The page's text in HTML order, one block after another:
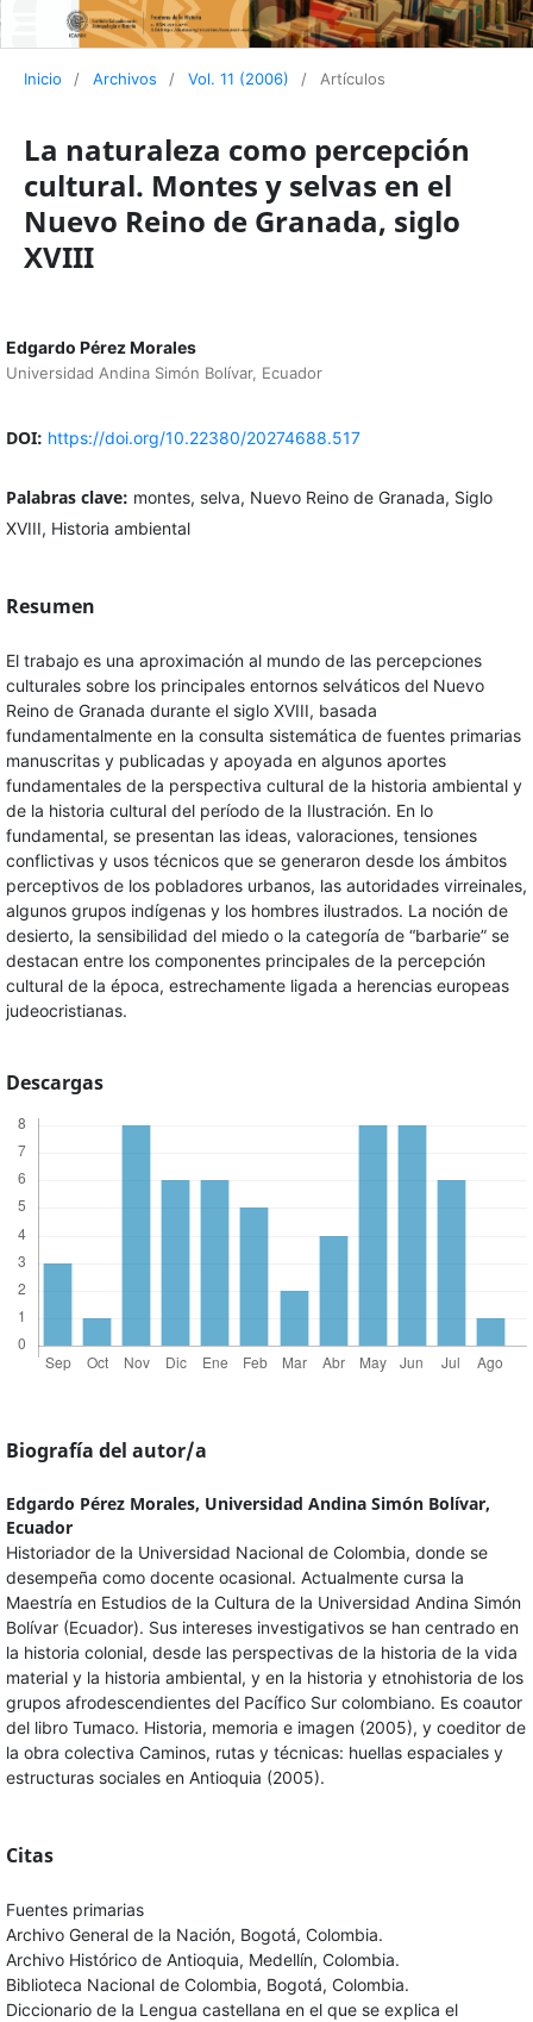
Inicio / Archivos / Vol. 11 (2006) / Artículos
La naturaleza como percepción
cultural. Montes y selvas en el
Nuevo Reino de Granada, siglo
XVIII
Edgardo Pérez Morales
Universidad Andina Simón Bolívar, Ecuador
DOI: https://doi.org/10.22380/20274688.517
Palabras clave: montes, selva, Nuevo Reino de Granada, Siglo
XVIII, Historia ambiental
Resumen
El trabajo es una aproximación al mundo de las percepciones
culturales sobre los principales entornos selváticos del Nuevo
Reino de Granada durante el siglo XVIII, basada
fundamentalmente en la consulta sistemática de fuentes primarias
manuscritas y publicadas y apoyada en algunos aportes
fundamentales de la perspectiva cultural de la historia ambiental y
de la historia cultural del período de la Ilustración. En lo
fundamental, se presentan las ideas, valoraciones, tensiones
conflictivas y usos técnicos que se generaron desde los ámbitos
perceptivos de los pobladores urbanos, las autoridades virreinales,
algunos grupos indígenas y los hombres ilustrados. La noción de
desierto, la sensibilidad del miedo o la categoría de “barbarie” se
destacan entre los componentes principales de la percepción
cultural de la época, estrechamente ligada a herencias europeas
judeocristianas.
Descargas
Biografía del autor/a
Edgardo Pérez Morales, Universidad Andina Simón Bolívar,
Ecuador
Historiador de la Universidad Nacional de Colombia, donde se
desempeña como docente ocasional. Actualmente cursa la
Maestría en Estudios de la Cultura de la Universidad Andina Simón
Bolívar (Ecuador). Sus intereses investigativos se han centrado en
la historia colonial, desde las perspectivas de la historia de la vida
material y la historia ambiental, y en la historia y etnohistoria de los
grupos afrodescendientes del Pacífico Sur colombiano. Es coautor
del libro Tumaco. Historia, memoria e imagen (2005), y coeditor de
la obra colectiva Caminos, rutas y técnicas: huellas espaciales y
estructuras sociales en Antioquia (2005).
Citas
Fuentes primarias
Archivo General de la Nación, Bogotá, Colombia.
Archivo Histórico de Antioquia, Medellín, Colombia.
Biblioteca Nacional de Colombia, Bogotá, Colombia.
Diccionario de la Lengua castellana en el que se explica el